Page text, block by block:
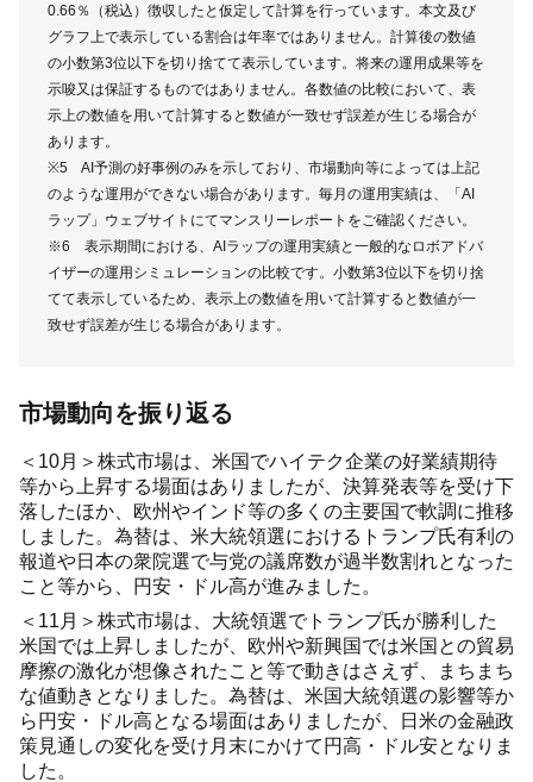
0.66％（税込）徴収したと仮定して計算を行っています。本文及び
グラフ上で表示している割合は年率ではありません。計算後の数値
の小数第3位以下を切り捨てて表示しています。将来の運用成果等を
示唆又は保証するものではありません。各数値の比較において、表
示上の数値を用いて計算すると数値が一致せず誤差が生じる場合が
あります。
※5 AI予測の好事例のみを示しており、市場動向等によっては上記
のような運用ができない場合があります。毎月の運用実績は、「AI
ラップ」ウェブサイトにてマンスリーレポートをご確認ください。
※6 表示期間における、AIラップの運用実績と一般的なロボアドバ
イザーの運用シミュレーションの比較です。小数第3位以下を切り捨
てて表示しているため、表示上の数値を用いて計算すると数値が一
致せず誤差が生じる場合があります。
市場動向を振り返る
＜10月＞株式市場は、米国でハイテク企業の好業績期待
等から上昇する場面はありましたが、決算発表等を受け下
落したほか、欧州やインド等の多くの主要国で軟調に推移
しました。為替は、米大統領選におけるトランプ氏有利の
報道や日本の衆院選で与党の議席数が過半数割れとなった
こと等から、円安・ドル高が進みました。
＜11月＞株式市場は、大統領選でトランプ氏が勝利した
米国では上昇しましたが、欧州や新興国では米国との貿易
摩擦の激化が想像されたこと等で動きはさえず、まちまち
な値動きとなりました。為替は、米国大統領選の影響等か
ら円安・ドル高となる場面はありましたが、日米の金融政
策見通しの変化を受け月末にかけて円高・ドル安となりま
した。